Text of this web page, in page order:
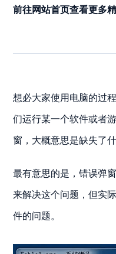
前往网站首页查看更多
想必大家使用电脑的过
们运行某一个软件或者
窗，大概意思是缺失了什
最有意思的是，错误弹
来解决这个问题，但实
件的问题。